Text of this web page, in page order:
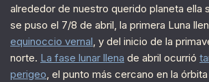
alrededor de nuestro querido planeta ella
se puso el 7/8 de abril, la primera Luna
equinoccio vernal, y del inicio de la
norte. La fase lunar llena de abril ocurrió
perigeo, el punto más cercano en la